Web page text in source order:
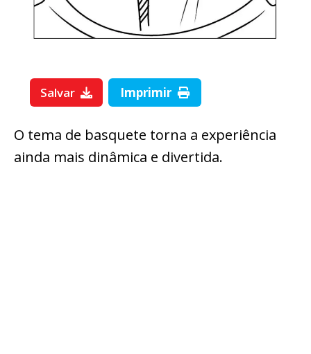
Salvar Imprimir
O tema de basquete torna a experiência
ainda mais dinâmica e divertida.